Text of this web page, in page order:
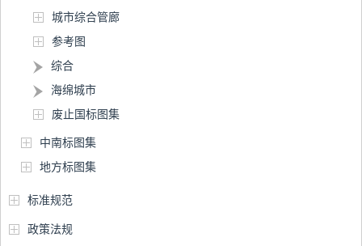
城市综合管廊
参考图
综合
海绵城市
废止国标图集
中南标图集
地方标图集
标准规范
政策法规